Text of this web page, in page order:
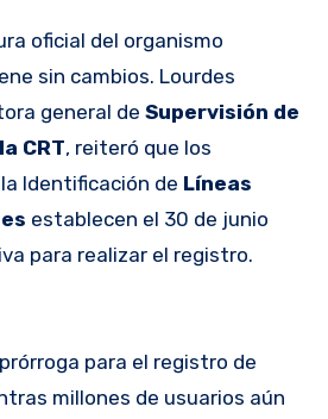
oficial del organismo
sin cambios. Lourdes
general de Supervisión de
CRT, reiteró que los
Identificación de Líneas
establecen el 30 de junio
para realizar el registro.
para el registro de
millones de usuarios aún